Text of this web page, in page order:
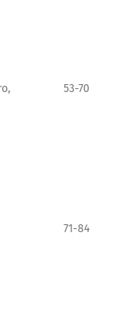
53-70
71-84